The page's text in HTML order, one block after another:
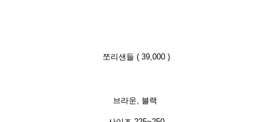
쪼리샌들 ( 39,000 )
브라운, 블랙